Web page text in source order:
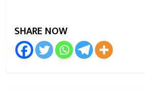
SHARE NOW